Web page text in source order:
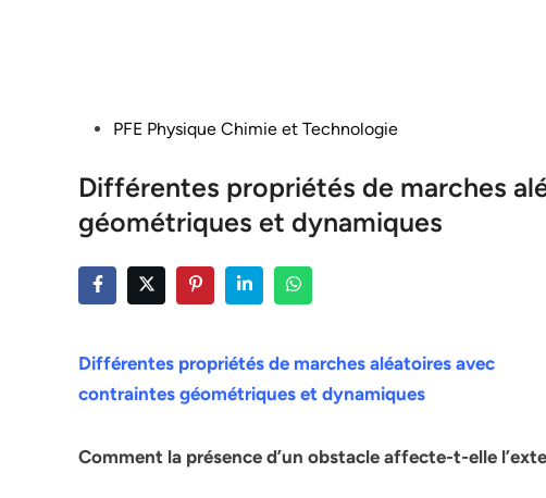
PostedPFE Physique Chimie et Technologie
Différentes propriétés de marches
géométriques et dynamiques
Différentes propriétés de marches aléatoires avec
contraintes géométriques et dynamiques
Comment la présence d’un obstacle affecte-t-elle